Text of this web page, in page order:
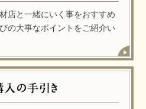
店と一緒にいく事をおすすめ
の大事なポイントをご紹介い